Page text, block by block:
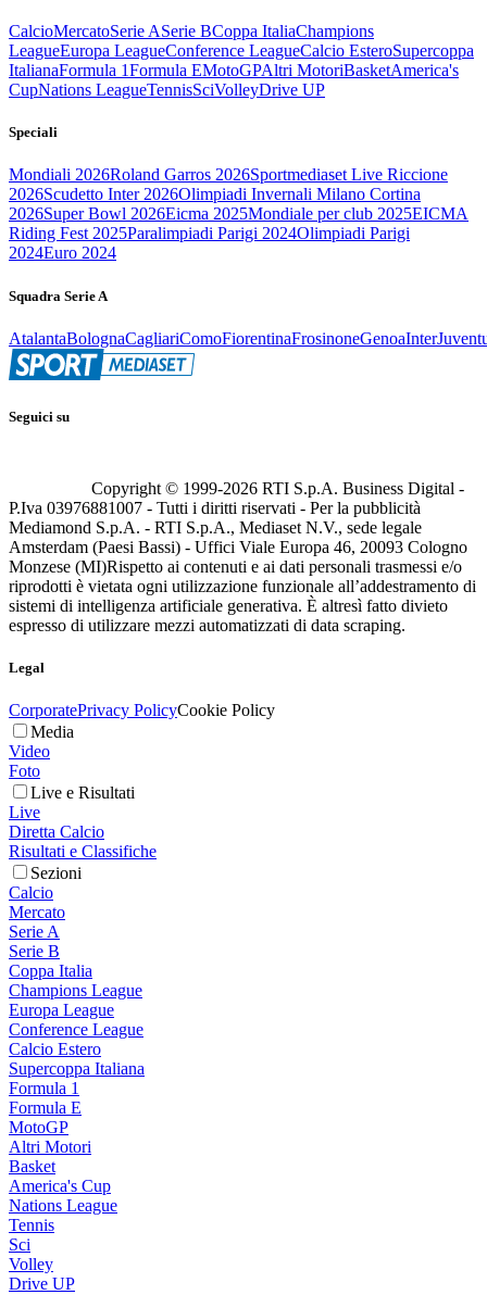
CalcioMercatoSerie ASerie BCoppa ItaliaChampions
LeagueEuropa LeagueConference LeagueCalcio EsteroSupercoppa
ItalianaFormula 1Formula EMotoGPAltri MotoriBasketAmerica's
CupNations LeagueTennisSciVolleyDrive UP
Speciali
Mondiali 2026Roland Garros 2026Sportmediaset Live Riccione
2026Scudetto Inter 2026Olimpiadi Invernali Milano Cortina
2026Super Bowl 2026Eicma 2025Mondiale per club 2025EICMA
Riding Fest 2025Paralimpiadi Parigi 2024Olimpiadi Parigi
2024Euro 2024
Squadra Serie A
AtalantaBolognaCagliariComoFiorentinaFrosinoneGenoaInter
Seguici su
Copyright © 1999-2026 RTI S.p.A. Business Digital -
P.Iva 03976881007 - Tutti i diritti riservati - Per la pubblicità
Mediamond S.p.A. - RTI S.p.A., Mediaset N.V., sede legale
Amsterdam (Paesi Bassi) - Uffici Viale Europa 46, 20093 Cologno
Monzese (MI)Rispetto ai contenuti e ai dati personali trasmessi e/o
riprodotti è vietata ogni utilizzazione funzionale all’addestramento di
sistemi di intelligenza artificiale generativa. È altresì fatto divieto
espresso di utilizzare mezzi automatizzati di data scraping.
Legal
CorporatePrivacy PolicyCookie Policy
Media
Video
Foto
Live e Risultati
Live
Diretta Calcio
Risultati e Classifiche
Sezioni
Calcio
Mercato
Serie A
Serie B
Coppa Italia
Champions League
Europa League
Conference League
Calcio Estero
Supercoppa Italiana
Formula 1
Formula E
MotoGP
Altri Motori
Basket
America's Cup
Nations League
Tennis
Sci
Volley
Drive UP